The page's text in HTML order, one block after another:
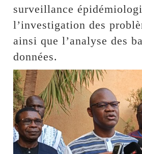
surveillance
l’investigation des
ainsi que l’analyse des
données.